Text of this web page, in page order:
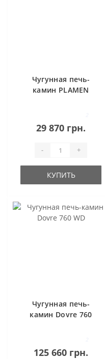
Чугунная печь-
камин PLAMEN
29 870 грн.
- +
КУПИТЬ
Чугунная печь-
камин Dovre 760
125 660 грн.